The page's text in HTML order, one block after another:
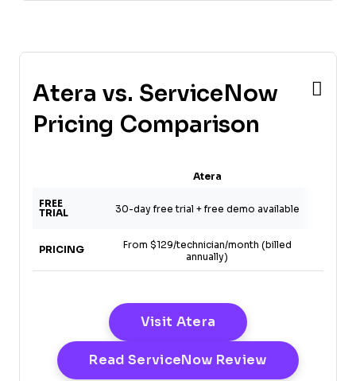
Atera vs. ServiceNow
Pricing Comparison
Atera
FREE
TRIAL
30-day free trial + free demo available
PRICING
From $129/technician/month (billed
annually)
Visit Atera Opens New Window
Read ServiceNow ReviewOpens New